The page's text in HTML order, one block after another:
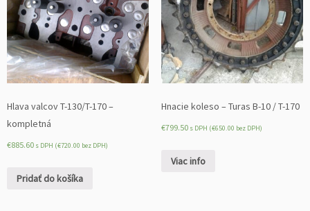
Hlava valcov T-130/T-170 –
kompletná
€885.60 s DPH (€720.00 bez DPH)
Pridať do košíka
Hnacie koleso – Turas B-10 / T-170
€799.50 s DPH (€650.00 bez DPH)
Viac info